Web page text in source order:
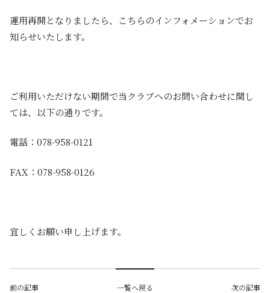
運用再開となりましたら、こちらのインフォメーションでお
知らせいたします。
ご利用いただけない期間で当クラブへのお問い合わせに関し
ては、以下の通りです。
電話：078-958-0121
FAX：078-958-0126
宜しくお願い申し上げます。
前の記事 一覧へ戻る 次の記事